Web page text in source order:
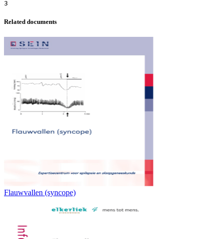
Related documents
Flauwvallen (syncope)